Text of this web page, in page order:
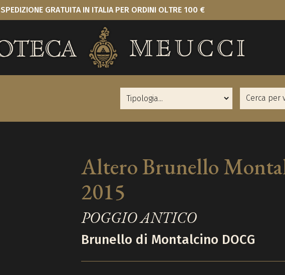
SPEDIZIONE GRATUITA IN ITALIA PER ORDINI OLTRE 100 €
Altero Brunello
2015
POGGIO ANTICO
Brunello di Montalcino DOCG